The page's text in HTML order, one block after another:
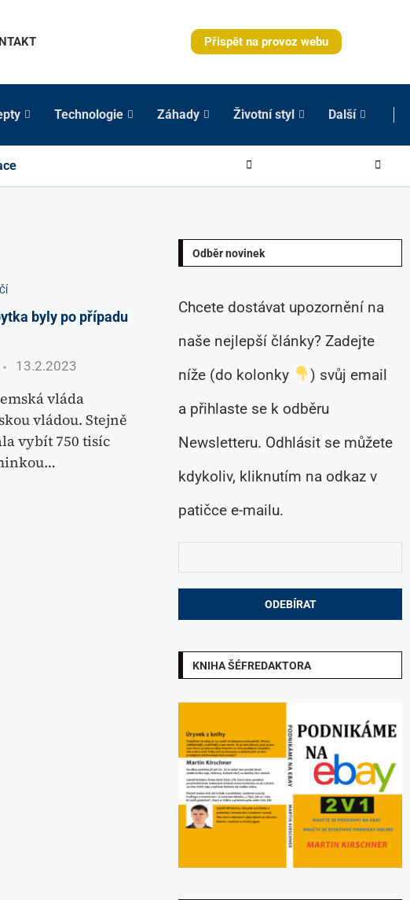
Přispět na provoz webu
Technologie Záhady Životní styl Další
byly po případu
13.2.2023
vláda
vládou. Stejně
vybít 750 tisíc
Odběr novinek
Chcete dostávat upozornění na
naše nejlepší články? Zadejte
níže (do kolonky
) svůj email
a přihlaste se k odběru
Newsletteru. Odhlásit se můžete
kdykoliv, kliknutím na odkaz v
patičce e-mailu.
KNIHA ŠÉFREDAKTORA